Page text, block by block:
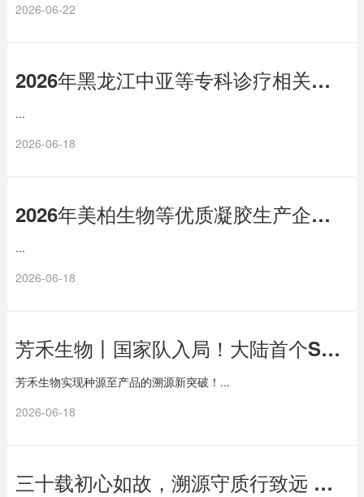
2026-06-22
2026年黑龙江中亚等专科诊疗相关机构盘点分享
...
2026-06-18
2026年美柏生物等优质凝胶生产企业盘点汇总
...
2026-06-18
芳禾生物丨国家队入局！大陆首个SPF猪源胶原获批
芳禾生物实现种源至产品的溯源新突破！...
2026-06-18
三十载初心如故，溯源守质行致远 ——麦考林三十周年全新篇章